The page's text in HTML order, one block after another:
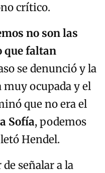
crítico.
no son las
que faltan
se denunció y la
ocupada y el
que no era el
Sofía, podemos
Hendel.
señalar a la